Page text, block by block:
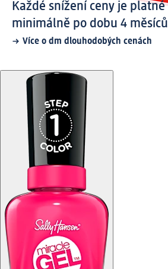
Každé snížení ceny je platné
minimálně po dobu 4 měsíců
Více o dm dlouhodobých cenách